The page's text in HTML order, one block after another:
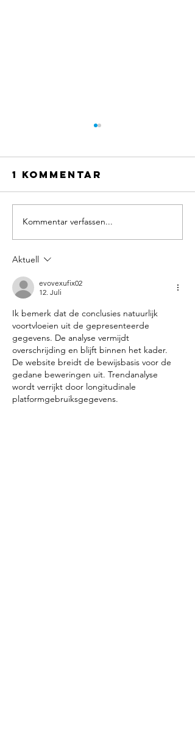
Too cool to
melt
1 Kommentar
Kommentar verfassen...
Aktuell
evovexufix02
12. Juli
Ik bemerk dat de conclusies natuurlijk
voortvloeien uit de gepresenteerde
gegevens. De analyse vermijdt
overschrijding en blijft binnen het kader.
De website breidt de bewijsbasis voor de
gedane beweringen uit. Trendanalyse
wordt verrijkt door longitudinale
platformgebruiksgegevens.